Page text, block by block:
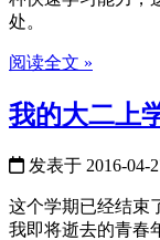
处。
阅读全文 »
我的大二上
发表于 2016-04-
这个学期已经结束
我即将逝去的青春